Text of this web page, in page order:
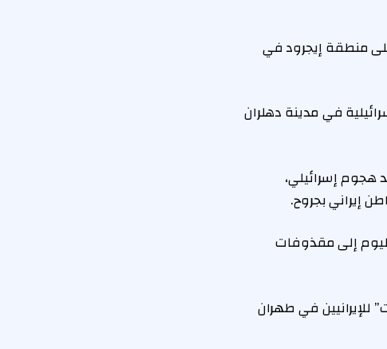
على منطقة إيجرود في
في مدينة دهلران
بعد هجوم إسرائيلي،
إيراني بجروح.
إلى مقذوفات
للإيرانيين في طهران